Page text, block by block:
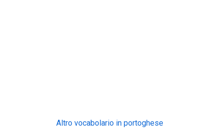
Altro vocabolario in portoghese